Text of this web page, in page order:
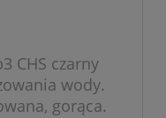
CHS czarny
wody.
gorąca.